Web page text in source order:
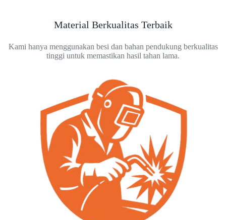
Material Berkualitas Terbaik
Kami hanya menggunakan besi dan bahan pendukung berkualitas
tinggi untuk memastikan hasil tahan lama.